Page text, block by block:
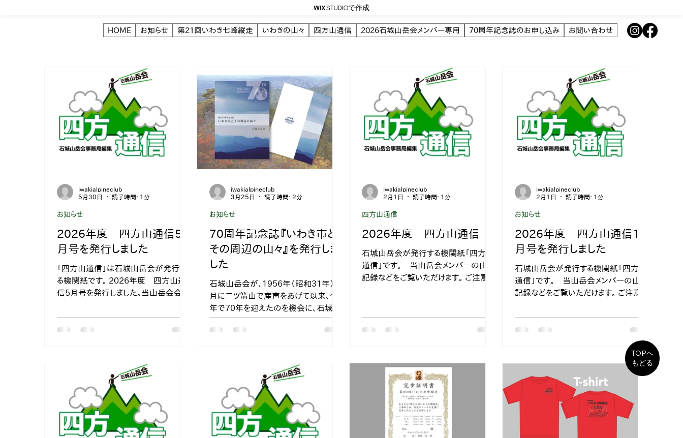
で作成
HOME お知らせ 第21回いわき七峰縦走 いわきの山々 四方山通信 2026石城山岳会メンバー専用 70周年記念誌のお申し込み お問い合わせ
2026年度 四方山通信5
月号を発行しました
「四方山通信」は石城山岳会が発行す
る機関紙です。 2026年度 四方山通
信5月号を発行しました。当山岳会会員
告が掲載されており、メンバーの山行記
録などをご覧いただけます。
お知らせ
iwakialpineclub
5月30日
読了時間: 1分
70周年記念誌『いわき市と
その周辺の山々』を発行しま
した
石城山岳会が、1956年（昭和31年）7
月に二ツ箭山で産声をあげて以来、今
年で70年を迎えたのを機会に、石城山
岳会創立70周年記念誌 『いわき市とそ
の周辺の山々』を発行しました。 有名な
誌が地域の自然を見直し、次世代へ伝
える貴重な財産となることを期待してお
ります。ぜひ皆様に手にとっていただき
本誌を参考に身近な里山を楽しんでい
ただければ幸いです。
お知らせ
iwakialpineclub
3月25日
読了時間: 2分
2026年度 四方山通信
石城山岳会が発行する機関紙「四方山
通信」です。 当山岳会メンバーの山行
記録などをご覧いただけます。 ご注意！
ましょう
四方山通信
iwakialpineclub
2月1日
読了時間: 1分
2026年度 四方山通信1
月号を発行しました
石城山岳会が発行する機関紙「四方山
通信」です。 当山岳会メンバーの山行
記録などをご覧いただけます。 ご注意！
です。 事前の入念な準備や、登山届
の提出、保険の加入などを忘れずに行
お知らせ
iwakialpineclub
2月1日
読了時間: 1分
TOPへ
もどる